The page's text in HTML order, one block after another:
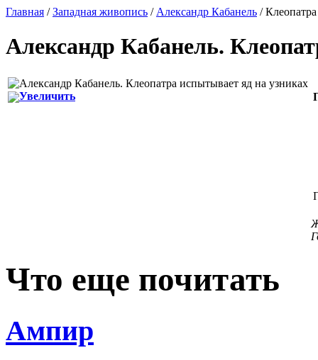
Главная /Западная живопись / Александр Кабанель /
Александр Кабанель.
Увеличить
Что еще почитать
Ампир